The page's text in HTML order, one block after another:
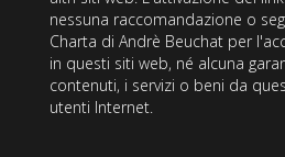
nessuna raccomandazione o
Charta di Andrè Beuchat per
in questi siti web, né alcuna
contenuti, i servizi o beni da
utenti Internet.